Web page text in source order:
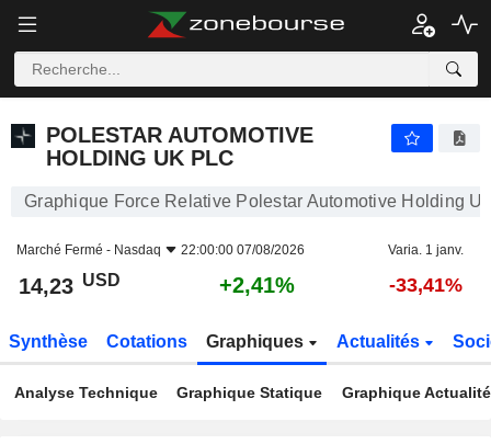
POLESTAR AUTOMOTIVE
HOLDING UK PLC
Graphique Force Relative Polestar Automotive Holding
Marché Fermé - Nasdaq 22:00:00 07/08/2026 Varia. 1 janv.
14,23 USD +2,41% -33,41%
Synthèse Cotations Graphiques Actualités
Analyse Technique Graphique Statique Graphique